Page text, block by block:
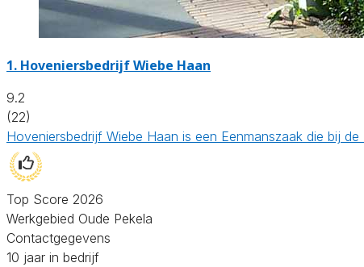
1. Hoveniersbedrijf Wiebe Haan
9.2
(22)
Hoveniersbedrijf Wiebe Haan is een Eenmanszaak die bij
Top Score 2026
Werkgebied Oude Pekela
Contactgegevens
10 jaar in bedrijf